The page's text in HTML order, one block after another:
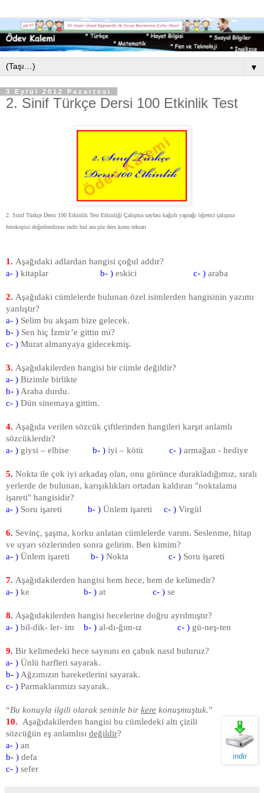
▼
3 Eylül 2012 Pazartesi
2. Sinif Türkçe Dersi 100 Etkinlik Test
2. Sınıf Türkçe Dersi 100 Etkinlik Test Etkinliği Çalışma sayfası kağıdı yaprağı öğrenci çalışma
fotokopisi değerlendirme indir bul ara çöz ders konu tekrarı
1. Aşağıdaki adlardan hangisi çoğul addır?
a- ) kitaplar b- ) eskici c- ) araba
2. Aşağıdaki cümlelerde bulunan özel isimlerden hangisinin yazımı
yanlıştır?
a- ) Selim bu akşam bize gelecek.
b- ) Sen hiç İzmir’e gittin mi?
c- ) Murat almanyaya gidecekmiş.
3. Aşağıdakilerden hangisi bir cümle değildir?
a- ) Bizimle birlikte
b- ) Araba durdu.
c- ) Dün sinemaya gittim.
4. Aşağıda verilen sözcük çiftlerinden hangileri karşıt anlamlı
sözcüklerdir?
a- ) giysi – elbise b- ) iyi – kötü c- ) armağan - hediye
5. Nokta ile çok iyi arkadaş olan, onu görünce durakladığımız, sıralı
yerlerde de bulunan, karışıklıkları ortadan kaldıran "noktalama
işareti" hangisidir?
a- ) Soru işareti b- ) Ünlem işareti c- ) Virgül
6. Sevinç, şaşma, korku anlatan cümlelerde varım. Seslenme, hitap
ve uyarı sözlerinden sonra gelirim. Ben kimim?
a- ) Ünlem işareti b- ) Nokta c- ) Soru işareti
7. Aşağıdakilerden hangisi hem hece, hem de kelimedir?
a- ) ke b- ) at c- ) se
8. Aşağıdakilerden hangisi hecelerine doğru ayrılmıştır?
a- ) bil-dik- ler- im b- ) al-dı-ğım-ız c- ) gü-neş-ten
9. Bir kelimedeki hece sayısını en çabuk nasıl buluruz?
a- ) Ünlü harfleri sayarak.
b- ) Ağzımızın hareketlerini sayarak.
c- ) Parmaklarımızı sayarak.
“Bu konuyla ilgili olarak seninle bir kere konuşmuştuk.”
indir
10.
Aşağıdakilerden hangisi bu cümledeki altı çizili
sözcüğün eş anlamlısı değildir?
a- ) an
b- ) defa
c- ) sefer